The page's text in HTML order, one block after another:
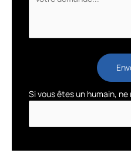
Si vous êtes un humain,